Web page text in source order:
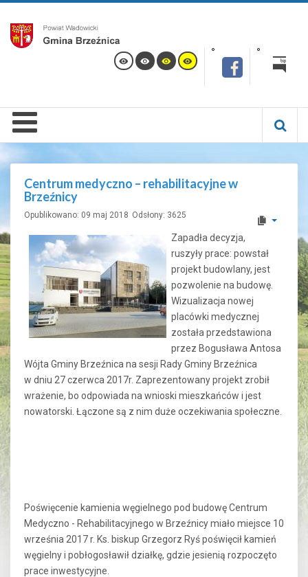
Centrum medyczno – rehabilitacyjne w
Brzeźnicy
Opublikowano: 09 maj 2018 Odsłony: 3625
Zapadła decyzja,
ruszyły prace: powstał
projekt budowlany, jest
pozwolenie na budowę.
Wizualizacja nowej
placówki medycznej
została przedstawiona
przez Bogusława Antosa
Wójta Gminy Brzeźnica na sesji Rady Gminy Brzeźnica
w dniu 27 czerwca 2017r. Zaprezentowany projekt zrobił
wrażenie, bo odpowiada na wnioski mieszkańców i jest
nowatorski. Łączone są z nim duże oczekiwania społeczne.
Poświęcenie kamienia węgielnego pod budowę Centrum
Medyczno - Rehabilitacyjnego w Brzeźnicy miało miejsce 10
września 2017 r. Ks. biskup Grzegorz Ryś poświęcił kamień
węgielny i pobłogosławił działkę, gdzie jesienią rozpoczęto
prace inwestycyjne.